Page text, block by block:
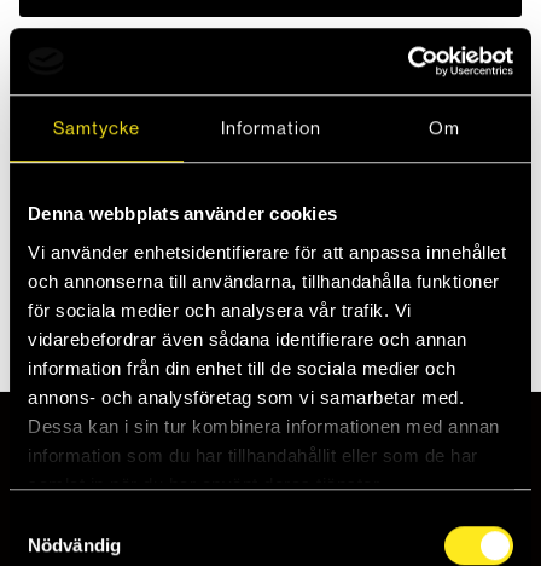
Samtycke Information Om
Denna webbplats använder cookies
Vi använder enhetsidentifierare för att anpassa innehållet
och annonserna till användarna, tillhandahålla funktioner
för sociala medier och analysera vår trafik. Vi
vidarebefordrar även sådana identifierare och annan
information från din enhet till de sociala medier och
annons- och analysföretag som vi samarbetar med.
Dessa kan i sin tur kombinera informationen med annan
information som du har tillhandahållit eller som de har
samlat in när du har använt deras tjänster.
Nödvändig
Howies Skridsko Bryne är det ultimata verktyget
slipade och redo för isen. Oavsett om du är en
ishockeyspelare, konståkare eller en entusiastisk
att uppnå den bästa slipningen.
POPULÄRA KATEGORIER
Howies Skridskosnören